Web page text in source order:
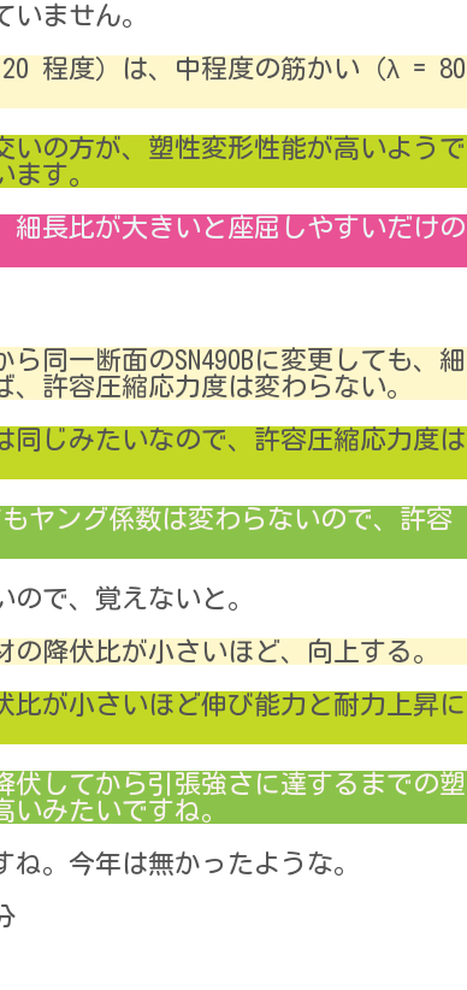
ません。
程度）は、中程度の筋かい（λ = 80
の方が、塑性変形性能が高いようで
す。
長比が大きいと座屈しやすいだけの
同一断面のSN490Bに変更しても、細
、許容圧縮応力度は変わらない。
同じみたいなので、許容圧縮応力度は
ヤング係数は変わらないので、許容
で、覚えないと。
降伏比が小さいほど、向上する。
が小さいほど伸び能力と耐力上昇に
してから引張強さに達するまでの塑
みたいですね。
。今年は無かったような。